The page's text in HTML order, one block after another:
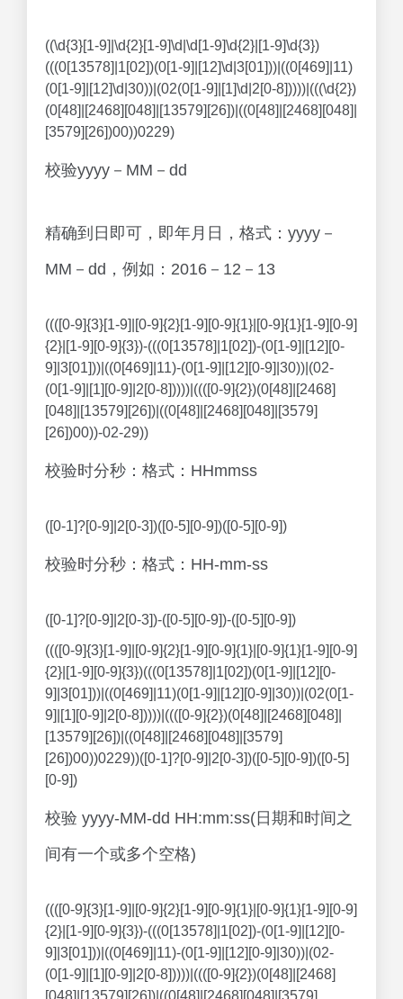
((\d{3}[1-9]|\d{2}[1-9]\d|\d[1-9]\d{2}|[1-9]\d{3})
(((0[13578]|1[02])(0[1-9]|[12]\d|3[01]))|((0[469]|11)
(0[1-9]|[12]\d|30))|(02(0[1-9]|[1]\d|2[0-8]))))|(((\d{2})
(0[48]|[2468][048]|[13579][26])|((0[48]|[2468][048]|
[3579][26])00))0229)
校验yyyy－MM－dd
精确到日即可，即年月日，格式：yyyy－
MM－dd，例如：2016－12－13
((([0-9]{3}[1-9]|[0-9]{2}[1-9][0-9]{1}|[0-9]{1}[1-9][0-9]
{2}|[1-9][0-9]{3})-(((0[13578]|1[02])-(0[1-9]|[12][0-
9]|3[01]))|((0[469]|11)-(0[1-9]|[12][0-9]|30))|(02-
(0[1-9]|[1][0-9]|2[0-8]))))|((([0-9]{2})(0[48]|[2468]
[048]|[13579][26])|((0[48]|[2468][048]|[3579]
[26])00))-02-29))
校验时分秒：格式：HHmmss
([0-1]?[0-9]|2[0-3])([0-5][0-9])([0-5][0-9])
校验时分秒：格式：HH-mm-ss
([0-1]?[0-9]|2[0-3])-([0-5][0-9])-([0-5][0-9])
((([0-9]{3}[1-9]|[0-9]{2}[1-9][0-9]{1}|[0-9]{1}[1-9][0-9]
{2}|[1-9][0-9]{3})(((0[13578]|1[02])(0[1-9]|[12][0-
9]|3[01]))|((0[469]|11)(0[1-9]|[12][0-9]|30))|(02(0[1-
9]|[1][0-9]|2[0-8]))))|((([0-9]{2})(0[48]|[2468][048]|
[13579][26])|((0[48]|[2468][048]|[3579]
[26])00))0229))([0-1]?[0-9]|2[0-3])([0-5][0-9])([0-5]
[0-9])
校验 yyyy-MM-dd HH:mm:ss(日期和时间之
间有一个或多个空格)
((([0-9]{3}[1-9]|[0-9]{2}[1-9][0-9]{1}|[0-9]{1}[1-9][0-9]
{2}|[1-9][0-9]{3})-(((0[13578]|1[02])-(0[1-9]|[12][0-
9]|3[01]))|((0[469]|11)-(0[1-9]|[12][0-9]|30))|(02-
(0[1-9]|[1][0-9]|2[0-8]))))|((([0-9]{2})(0[48]|[2468]
[048]|[13579][26])|((0[48]|[2468][048]|[3579]